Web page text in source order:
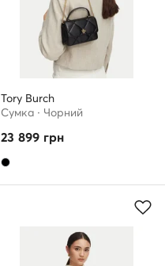
Tory Burch
Сумка · Чорний
23 899 грн